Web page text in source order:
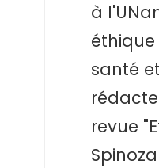
à
santé
revue